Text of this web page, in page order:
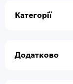
Категорії
Додатково